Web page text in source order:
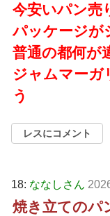
今安いパン売
パッケージが
普通の都何が
ジャムマーガ
う
レスにコメント
18: ななしさん
焼き立てのパ